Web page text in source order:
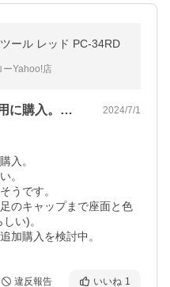
ール レッド PC-34RD
ーYahoo!店
バーで椅子が足りないとき用に購入。非常… 2024/7/1
入。
。
うです。
のキャップまで座面と色
い)。
加購入を検討中。
違反報告 いいね 1